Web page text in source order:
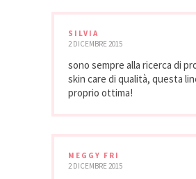
SILVIA
2 DICEMBRE 2015
sono sempre alla ricerca di
skin care di qualità, questa
proprio ottima!
MEGGY FRI
2 DICEMBRE 2015